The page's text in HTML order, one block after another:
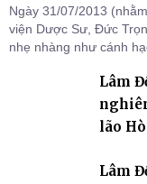
Ngày 31/07/2013
viện Dược Sư, Đức
nhẹ nhàng như cánh
Lâm
lão
Lâm